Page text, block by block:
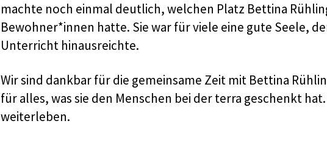
machte noch einmal deutlich, welchen Platz Bettina
Bewohner*innen hatte. Sie war für viele eine gute Seele,
Unterricht hinausreichte.
Wir sind dankbar für die gemeinsame Zeit mit Bettina
für alles, was sie den Menschen bei der terra geschenkt
weiterleben.